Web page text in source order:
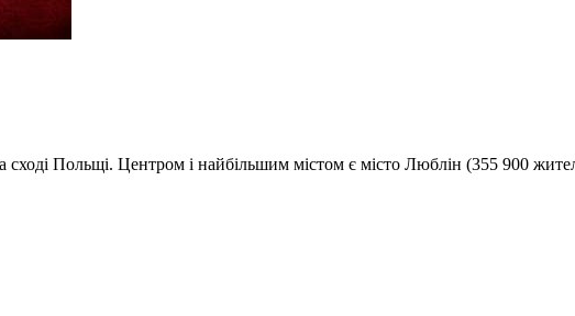
сході Польщі. Центром і найбільшим містом є місто Люблін (355 900